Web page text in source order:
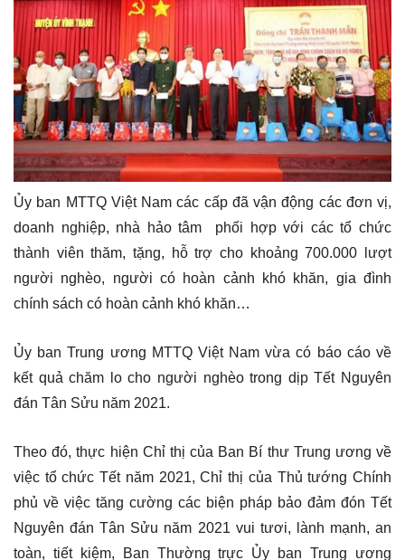
Ủy ban MTTQ Việt Nam các cấp đã vận động các đơn vị,
doanh nghiệp, nhà hảo tâm phối hợp với các tổ chức
thành viên thăm, tặng, hỗ trợ cho khoảng 700.000 lượt
người nghèo, người có hoàn cảnh khó khăn, gia đình
chính sách có hoàn cảnh khó khăn…
Ủy ban Trung ương MTTQ Việt Nam vừa có báo cáo về
kết quả chăm lo cho người nghèo trong dịp Tết Nguyên
đán Tân Sửu năm 2021.
Theo đó, thực hiện Chỉ thị của Ban Bí thư Trung ương về
việc tổ chức Tết năm 2021, Chỉ thị của Thủ tướng Chính
phủ về việc tăng cường các biện pháp bảo đảm đón Tết
Nguyên đán Tân Sửu năm 2021 vui tươi, lành mạnh, an
toàn, tiết kiệm, Ban Thường trực Ủy ban Trung ương